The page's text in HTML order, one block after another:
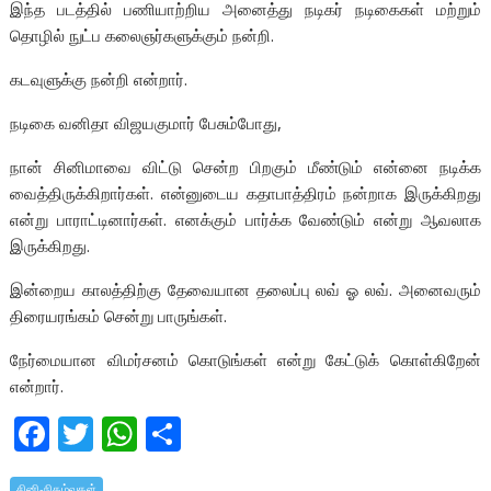
இந்த படத்தில் பணியாற்றிய அனைத்து நடிகர் நடிகைகள் மற்றும்
தொழில் நுட்ப கலைஞர்களுக்கும் நன்றி.
கடவுளுக்கு நன்றி என்றார்.
நடிகை வனிதா விஜயகுமார் பேசும்போது,
நான் சினிமாவை விட்டு சென்ற பிறகும் மீண்டும் என்னை நடிக்க
வைத்திருக்கிறார்கள். என்னுடைய கதாபாத்திரம் நன்றாக இருக்கிறது
என்று பாராட்டினார்கள். எனக்கும் பார்க்க வேண்டும் என்று ஆவலாக
இருக்கிறது.
இன்றைய காலத்திற்கு தேவையான தலைப்பு லவ் ஓ லவ். அனைவரும்
திரையரங்கம் சென்று பாருங்கள்.
நேர்மையான விமர்சனம் கொடுங்கள் என்று கேட்டுக் கொள்கிறேன்
என்றார்.
F
ac
T
w
W